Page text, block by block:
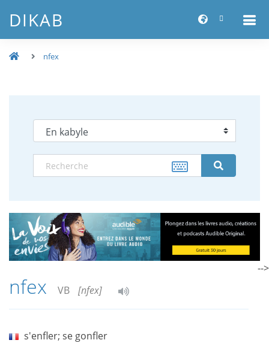
DIKAB
nfex
nfex VB [nfex]
s'enfler; se gonfler
-->